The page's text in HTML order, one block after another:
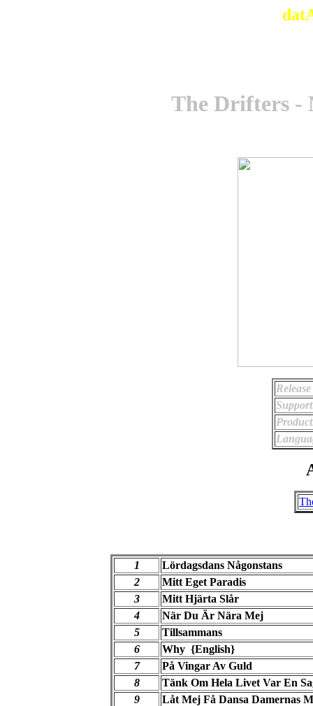
The Drifters -
1
Lördagsdans Någonstans
2
Mitt Eget Paradis
3
Mitt Hjärta Slår
4
När Du Är Nära Mej
5
Tillsammans
6
Why {English}
7
På Vingar Av Guld
8
Tänk Om Hela Livet Var En
9
Låt Mej Få Dansa Damernas